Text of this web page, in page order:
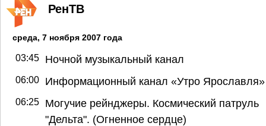
РенТВ
среда, 7 ноября 2007 года
03:45 Ночной музыкальный канал
06:00 Информационный канал «Утро Ярославля»
06:25
Могучие рейнджеры. Космический патруль
"Дельта". (Огненное сердце)